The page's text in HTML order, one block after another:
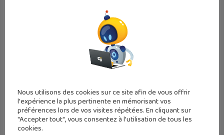
Roman graphique : En quête de
Nous utilisons des cookies sur ce site afin de vous offrir
l'expérience la plus pertinente en mémorisant vos
préférences lors de vos visites répétées. En cliquant sur
"Accepter tout", vous consentez à l'utilisation de tous les
cookies.